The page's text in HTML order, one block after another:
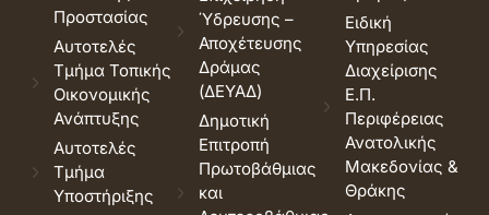
Προστασίας
Αυτοτελές
Τμήμα Τοπικής
Οικονομικής
Ανάπτυξης
Αυτοτελές
Τμήμα
Υποστήριξης
Ύδρευσης –
Αποχέτευσης
Δράμας
(ΔΕΥΑΔ)
Δημοτική
Επιτροπή
Πρωτοβάθμιας
και
Ειδική
Υπηρεσίας
Διαχείρισης
Ε.Π.
Περιφέρειας
Ανατολικής
Μακεδονίας &
Θράκης